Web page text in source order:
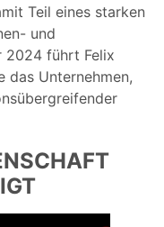
Teil eines starken
und
2024 führt Felix
das Unternehmen,